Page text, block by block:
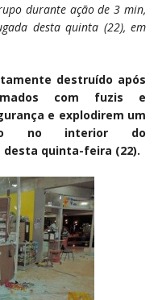
durante ação de 3 min,
desta quinta (22), em
destruído após
com fuzis e
e explodirem um
no interior do
quinta-feira (22).